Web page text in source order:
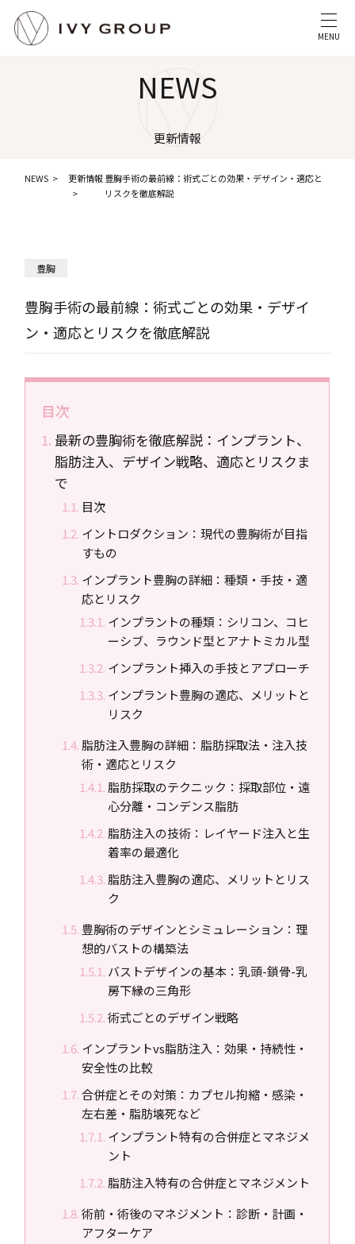
MENU
NEWS
更新情報
NEWS 更新情報豊胸手術の最前線：術式ごとの効果・デザイン・適応と
リスクを徹底解説
豊胸
豊胸手術の最前線：術式ごとの効果・デザイ
ン・適応とリスクを徹底解説
目次
最新の豊胸術を徹底解説：インプラント、
脂肪注入、デザイン戦略、適応とリスクま
で
目次
イントロダクション：現代の豊胸術が目指
すもの
インプラント豊胸の詳細：種類・手技・適
応とリスク
インプラントの種類：シリコン、コヒ
ーシブ、ラウンド型とアナトミカル型
インプラント挿入の手技とアプローチ
インプラント豊胸の適応、メリットと
リスク
脂肪注入豊胸の詳細：脂肪採取法・注入技
術・適応とリスク
脂肪採取のテクニック：採取部位・遠
心分離・コンデンス脂肪
脂肪注入の技術：レイヤード注入と生
着率の最適化
脂肪注入豊胸の適応、メリットとリス
ク
豊胸術のデザインとシミュレーション：理
想的バストの構築法
バストデザインの基本：乳頭-鎖骨-乳
房下縁の三角形
術式ごとのデザイン戦略
インプラントvs脂肪注入：効果・持続性・
安全性の比較
合併症とその対策：カプセル拘縮・感染・
左右差・脂肪壊死など
インプラント特有の合併症とマネジメ
ント
脂肪注入特有の合併症とマネジメント
術前・術後のマネジメント：診断・計画・
アフターケア